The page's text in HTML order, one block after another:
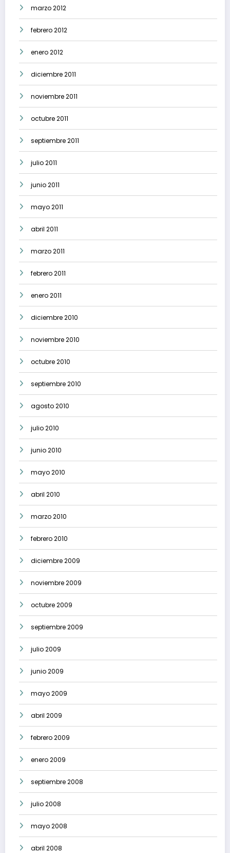
marzo 2012
febrero 2012
enero 2012
diciembre 2011
noviembre 2011
octubre 2011
septiembre 2011
julio 2011
junio 2011
mayo 2011
abril 2011
marzo 2011
febrero 2011
enero 2011
diciembre 2010
noviembre 2010
octubre 2010
septiembre 2010
agosto 2010
julio 2010
junio 2010
mayo 2010
abril 2010
marzo 2010
febrero 2010
diciembre 2009
noviembre 2009
octubre 2009
septiembre 2009
julio 2009
junio 2009
mayo 2009
abril 2009
febrero 2009
enero 2009
septiembre 2008
julio 2008
mayo 2008
abril 2008